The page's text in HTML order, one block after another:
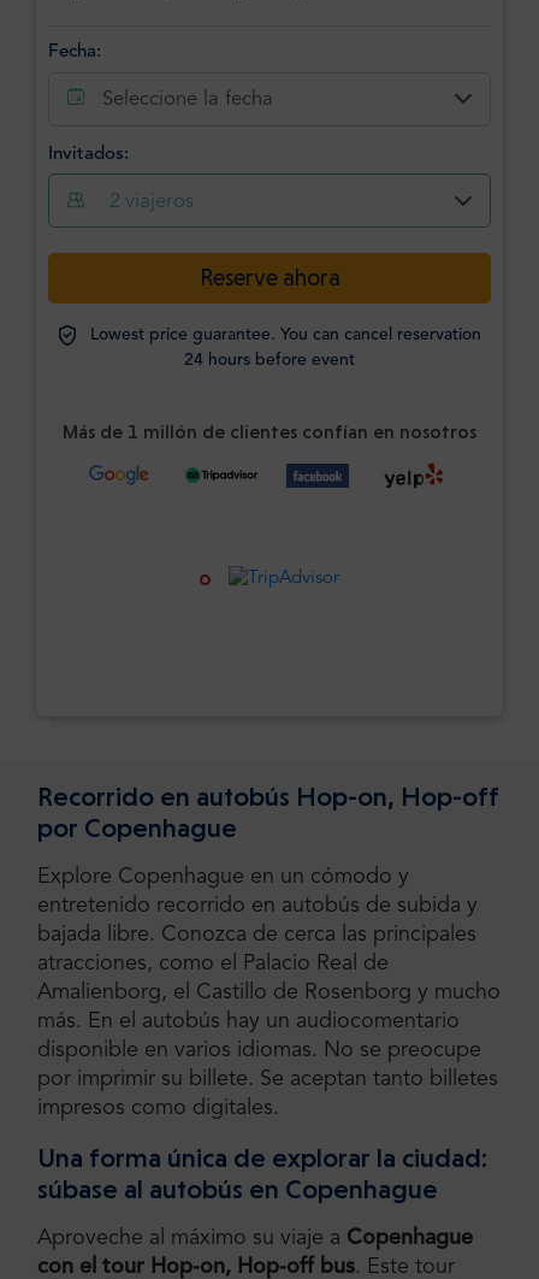
Fecha:
Seleccione la fecha
Invitados:
2 viajeros
Reserve ahora
Lowest price guarantee. You can cancel reservation
24 hours before event
Más de 1 millón de clientes confían en nosotros
Recorrido en autobús Hop-on, Hop-off
por Copenhague
Explore Copenhague en un cómodo y
entretenido recorrido en autobús de subida y
bajada libre. Conozca de cerca las principales
atracciones, como el Palacio Real de
Amalienborg, el Castillo de Rosenborg y mucho
más. En el autobús hay un audiocomentario
disponible en varios idiomas. No se preocupe
por imprimir su billete. Se aceptan tanto billetes
impresos como digitales.
Una forma única de explorar la ciudad:
súbase al autobús en Copenhague
Aproveche al máximo su viaje a Copenhague
con el tour Hop-on, Hop-off bus. Este tour